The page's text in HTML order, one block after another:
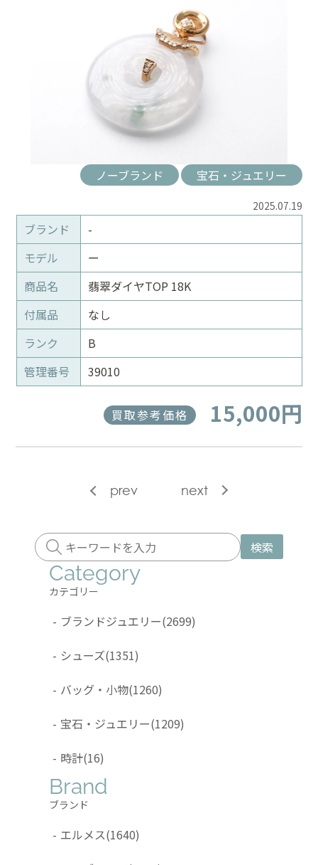
ノーブランド 宝石・ジュエリー
2025.07.19
ブランド
-
モデル
ー
商品名
翡翠ダイヤTOP 18K
付属品
なし
ランク
B
管理番号
39010
買取参考価格 15,000円
prev next
検索
Category
カテゴリー
- ブランドジュエリー(2699)
- シューズ(1351)
- バッグ・小物(1260)
- 宝石・ジュエリー(1209)
- 時計(16)
Brand
ブランド
- エルメス(1640)